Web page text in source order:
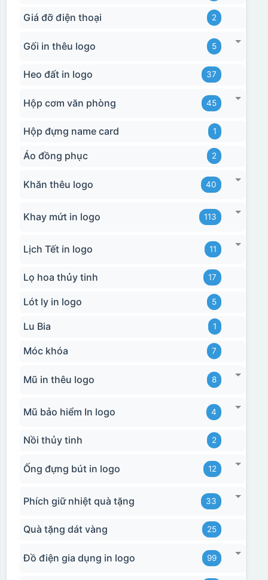
Giá đỡ điện thoại 2
Gối in thêu logo 5
Heo đất in logo 37
Hộp cơm văn phòng 45
Hộp đựng name card 1
Áo đồng phục 2
Khăn thêu logo 40
Khay mứt in logo 113
Lịch Tết in logo 11
Lọ hoa thủy tinh 17
Lót ly in logo 5
Lu Bia 1
Móc khóa 7
Mũ in thêu logo 8
Mũ bảo hiểm In logo 4
Nồi thủy tinh 2
Ống đựng bút in logo 12
Phích giữ nhiệt quà tặng 33
Quà tặng dát vàng 25
Đồ điện gia dụng in logo 99